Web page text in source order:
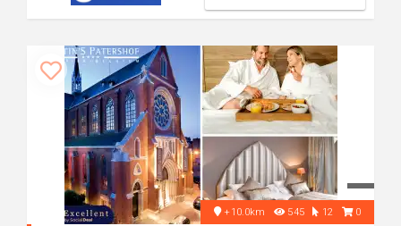
+10.0km 545 12 0